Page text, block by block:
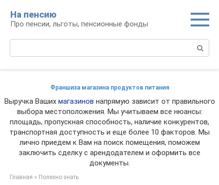
контенту
На пенсию
Про пенсии, льготы, пенсионные фонды
Франшиза магазина продуктов питания
Выручка Ваших магазинов напрямую зависит от правильного
выбора местоположения. Мы учитываем все нюансы:
площадь, пропускная способность, наличие конкурентов,
транспортная доступность и еще более 10 факторов. Мы
лично приедем к Вам на поиск помещения, поможем
заключить сделку с арендодателем и оформить все
документы.
Главная » Полезно знать